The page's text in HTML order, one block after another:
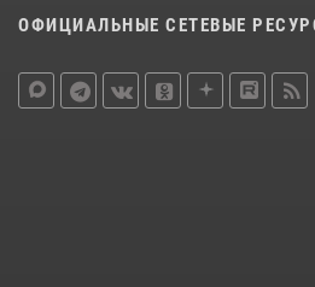
ОФИЦИАЛЬНЫЕ СЕТЕВЫЕ